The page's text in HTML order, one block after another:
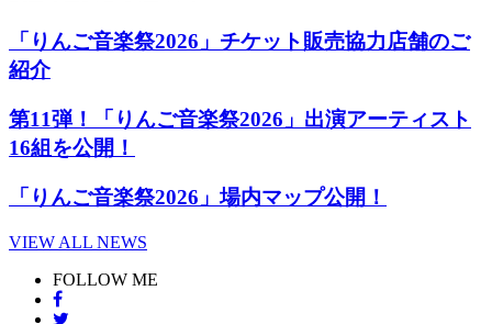
「りんご音楽祭2026」チケット販売協力店舗のご
紹介
第11弾！「りんご音楽祭2026」出演アーティスト
16組を公開！
「りんご音楽祭2026」場内マップ公開！
VIEW ALL NEWS
FOLLOW ME